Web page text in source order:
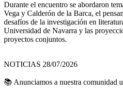
Durante el encuentro se abordaron
Vega y Calderón de la Barca, el
desafíos de la investigación en
Universidad de Navarra y las
proyectos conjuntos.
NOTICIAS 28/07/2026
📚 Anunciamos a nuestra comunidad